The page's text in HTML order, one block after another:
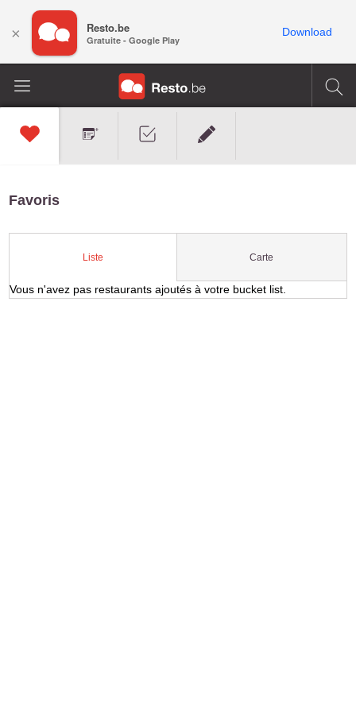
Favoris
Liste Carte
Vous n'avez pas restaurants ajoutés à votre bucket list.
× Resto.be
Gratuite - Google Play
Download